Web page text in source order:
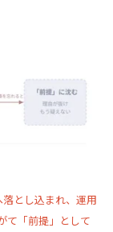
とし込まれ、運用
て「前提」として